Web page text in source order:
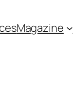
Magazine